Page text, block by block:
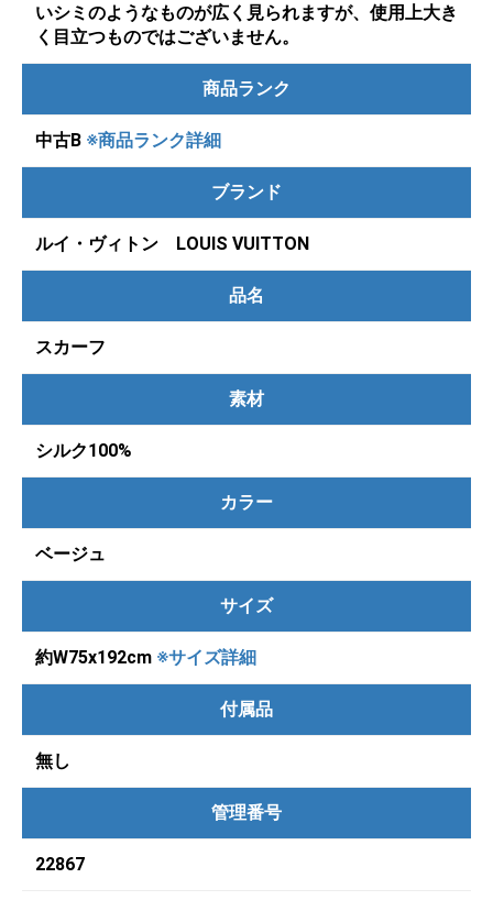
いシミのようなものが広く見られますが、使用上大き
く目立つものではございません。
商品ランク
中古B ※商品ランク詳細
ブランド
ルイ・ヴィトン LOUIS VUITTON
品名
スカーフ
素材
シルク100%
カラー
ベージュ
サイズ
約W75x192cm ※サイズ詳細
付属品
無し
管理番号
22867